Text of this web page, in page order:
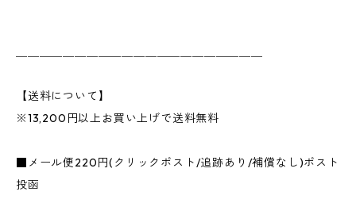
【送料について】
※13,200円以上お買い上げで送料無料
■メール便220円(クリックポスト/追跡あり/補償なし)ポスト
投函